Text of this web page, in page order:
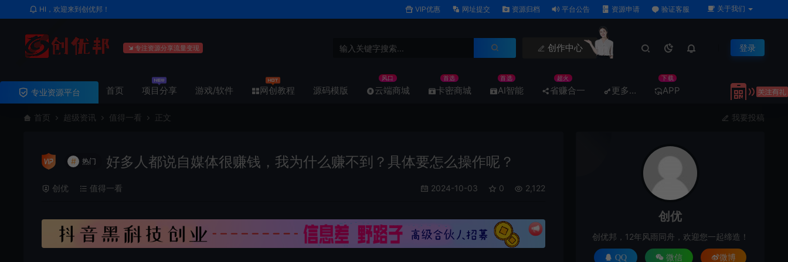
HI，欢迎来到创优邦！ VIP优惠 网址提交 资源归档 平台公告 资源申请 验证客服 关于我们
专注资源分享流量变现 创作中心 登录
专业资源平台 首页 项目分享 游戏/软件 网创教程 源码模版 云端商城
风口
卡密商城
首选
AI智能
首选
省赚合一
超火
更多… APP
下载
首页 超级资讯 值得一看 正文 我要投稿
# 热门 好多人都说自媒体很赚钱，我为什么赚不到？具体要怎么操作呢？
创优 值得一看 2024-10-03 0 2,122
创优
创优邦，12年风雨同舟，欢迎您一起缔造！
QQ 微信 微博